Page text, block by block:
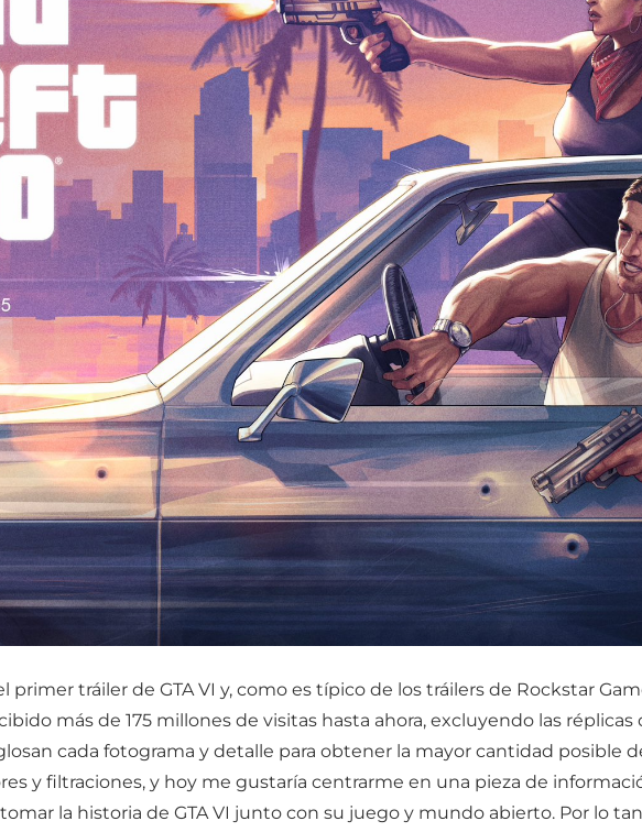
tráiler de GTA VI y, como es típico de los tráilers de Rockstar
más de 175 millones de visitas hasta ahora, excluyendo las réplicas
cada fotograma y detalle para obtener la mayor cantidad posible
y filtraciones, y hoy me gustaría centrarme en una pieza de
la historia de GTA VI junto con su juego y mundo abierto. Por lo